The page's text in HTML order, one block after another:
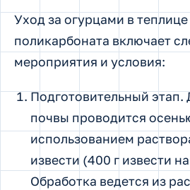
Уход за огурцами в теплице
поликарбоната включает
мероприятия и условия:
Подготовительный этап.
почвы проводится
использованием
извести (400 г извести
Обработка ведется из